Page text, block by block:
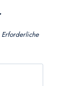
Erforderliche